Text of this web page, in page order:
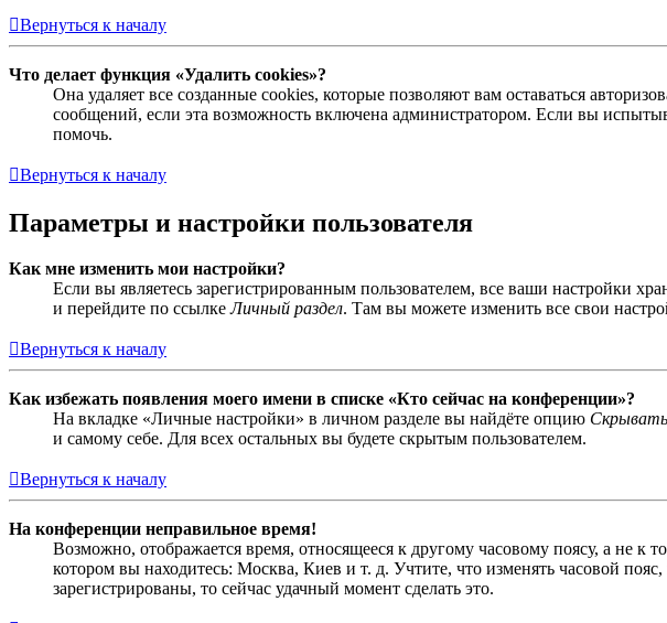
Вернуться к началу
Что делает функция «Удалить cookies»?
Она удаляет все созданные cookies, которые позволяют вам оставаться
сообщений, если эта возможность включена администратором. Если вы
помочь.
Вернуться к началу
Параметры и настройки пользователя
Как мне изменить мои настройки?
Если вы являетесь зарегистрированным пользователем, все ваши настройки
и перейдите по ссылкеЛичный раздел. Там вы можете изменить все свои
Вернуться к началу
Как избежать появления моего имени в списке «Кто сейчас на конференции»?
На вкладке «Личные настройки» в личном разделе вы найдёте опцию
и самому себе. Для всех остальных вы будете скрытым пользователем.
Вернуться к началу
На конференции неправильное время!
Возможно, отображается время, относящееся к другому часовому поясу, а не к
котором вы находитесь: Москва, Киев и т. д. Учтите, что изменять часовой
зарегистрированы, то сейчас удачный момент сделать это.